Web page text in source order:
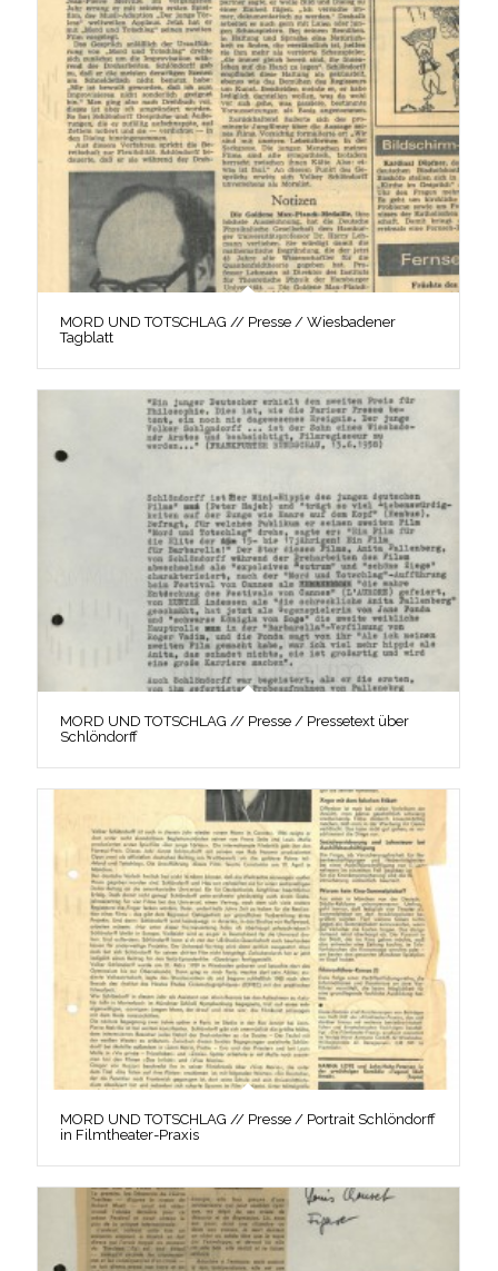
MORD UND TOTSCHLAG // Presse / Wiesbadener
Tagblatt
MORD UND TOTSCHLAG // Presse / Pressetext über
Schlöndorff
MORD UND TOTSCHLAG // Presse / Portrait Schlöndorff
in Filmtheater-Praxis